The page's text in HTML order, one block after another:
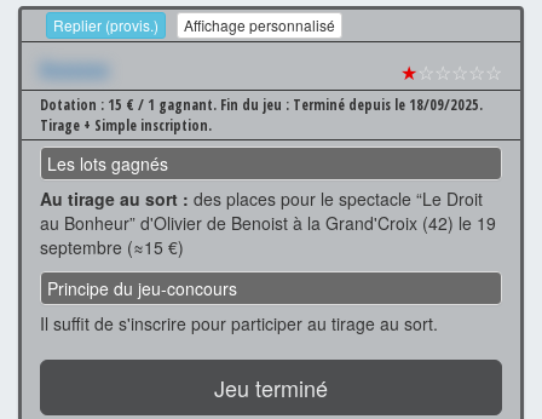
Replier (provis.) Affichage personnalisé
Xxxxxxx ★☆☆☆☆☆
Dotation : 15 € / 1 gagnant. Fin du jeu : Terminé depuis le 18/09/2025.
Tirage + Simple inscription.
Les lots gagnés
Au tirage au sort : des places pour le spectacle “Le Droit
au Bonheur” d'Olivier de Benoist à la Grand'Croix (42) le 19
septembre (≈15 €)
Principe du jeu-concours
Il suffit de s'inscrire pour participer au tirage au sort.
Jeu terminé